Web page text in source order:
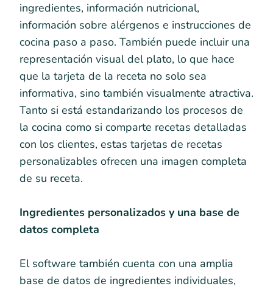
ingredientes, información nutricional,
información sobre alérgenos e instrucciones de
cocina paso a paso. También puede incluir una
representación visual del plato, lo que hace
que la tarjeta de la receta no solo sea
informativa, sino también visualmente atractiva.
Tanto si está estandarizando los procesos de
la cocina como si comparte recetas detalladas
con los clientes, estas tarjetas de recetas
personalizables ofrecen una imagen completa
de su receta.
Ingredientes personalizados y una base de
datos completa
El software también cuenta con una amplia
base de datos de ingredientes individuales,